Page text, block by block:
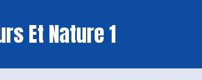
Et Nature 1